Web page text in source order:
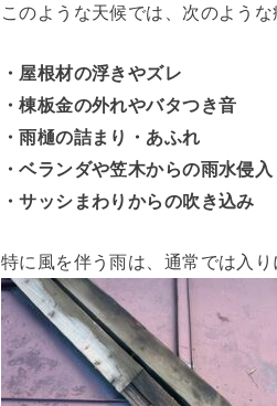
このような天候では、次のよう
・屋根材の浮きやズレ
・棟板金の外れやバタつき音
・雨樋の詰まり・あふれ
・ベランダや笠木からの雨水侵入
・サッシまわりからの吹き込み
特に風を伴う雨は、通常では入